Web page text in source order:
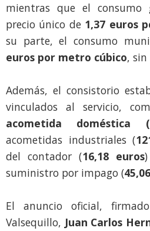
mientras que el consumo
precio único de 1,37 euros
su parte, el consumo
euros por metro cúbico,
Además, el consistorio
vinculados al servicio,
acometida doméstica
acometidas industriales (
del contador (16,18 euros
suministro por impago (
El anuncio oficial,
Valsequillo, Juan Carlos